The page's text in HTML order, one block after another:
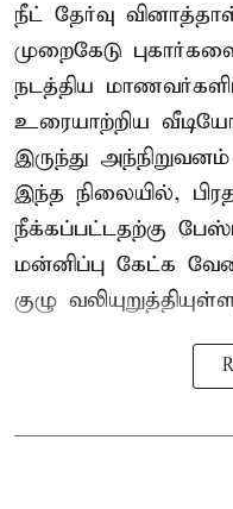
நீட் தேர்வு
முறைகேடு
நடத்திய
உரையாற்றிய
இருந்து அந்நிறுவனம்
இந்த நிலையில்,
நீக்கப்பட்டதற்கு
மன்னிப்பு கேட்க
குழு